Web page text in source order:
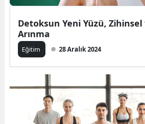
Detoksun Yeni Yüzü, Zihinsel
Arınma
Eğitim 28 Aralık 2024